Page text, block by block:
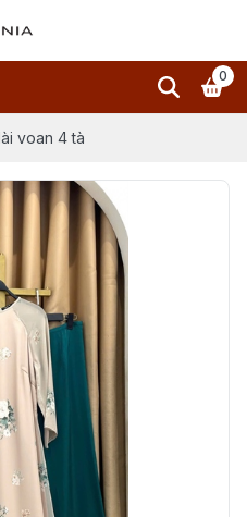
0
voan 4 tà